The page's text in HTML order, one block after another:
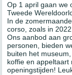
Op 1 april gaan we
Tweede
In de
corso, zoals in
Ons aanbod aan
personen, bieden
buiten het
koffie en appeltaart
openingstijden!